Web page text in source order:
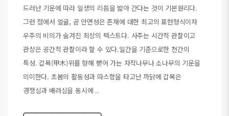
드러난 기운에 따라 일생의 리듬을 밟아 간다는 것이 기본원리다.
그런 점에서 얼굴, 곧 안면성은 존재에 대한 최고의 표현형식이자
우주의 비의가 숨겨진 최상의 텍스트다. 사주는 시간적 관찰이고
관상은 공간적 관찰이라 할 수 있다.일간을 기준으로한 천간의
특성. 갑목(甲木)위를 향해 뻗어 가는 자작나무나 소나무의 기운을
의미한다. 초봄의 활동성과 따스함을 타고난 까닭에 갑목은
경쟁심과 배려심을 동시에 ..